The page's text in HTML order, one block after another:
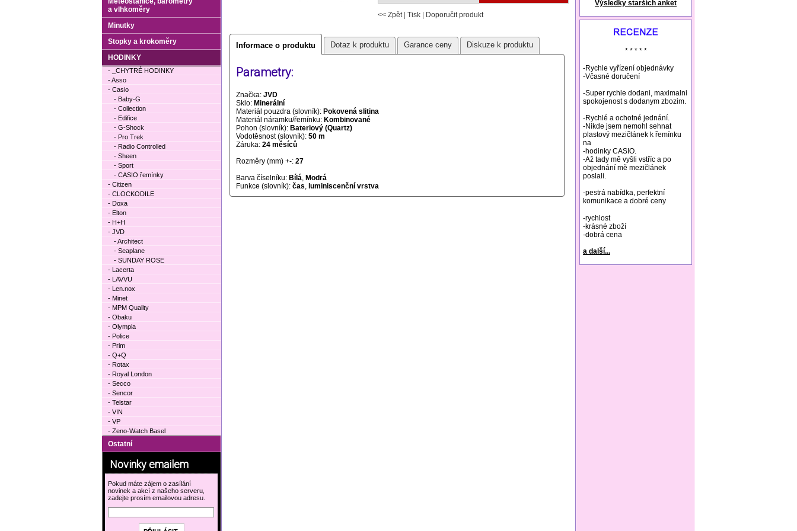
<< Zpět| Tisk Doporučit produkt
Informace o produktu Dotaz k produktu Garance ceny Diskuze k produktu
Parametry:
Značka: JVD
Sklo: Minerální
Materiál pouzdra (slovník): Pokovená slitina
Materiál náramku/řemínku: Kombinované
Pohon (slovník): Bateriový (Quartz)
Vodotěsnost (slovník): 50 m
Záruka: 24 měsíců
Rozměry (mm) +-: 27
Barva číselníku: Bílá, Modrá
Funkce (slovník): čas, luminiscenční vrstva
natural remedies rosacea
Výsledky starších anket
* * * * *
-Rychle vyřízení objednávky
-Včasné doručení
-Super rychle dodani, maximalni
spokojenost s dodanym zbozim.
-Rychlé a ochotné jednání.
-Nikde jsem nemohl sehnat
plastový mezičlánek k řemínku
na
-hodinky CASIO.
-Až tady mě vyšli vstříc a po
objednání mě mezičlánek
poslali.
-pestrá nabídka, perfektní
komunikace a dobré ceny
-rychlost
-krásné zboží
-dobrá cena
a další...
a vlhkoměry
Minutky
Stopky a krokoměry
HODINKY
- _CHYTRÉ HODINKY
- Asso
- Casio
- Baby-G
- Collection
- Edifice
- G-Shock
- Pro Trek
- Radio Controlled
- Sheen
- Sport
- CASIO řemínky
- Citizen
- CLOCKODILE
- Doxa
- Elton
- H+H
- JVD
- Architect
- Seaplane
- SUNDAY ROSE
- Lacerta
- LAVVU
- Len.nox
- Minet
- MPM Quality
- Obaku
- Olympia
- Police
- Prim
- Q+Q
- Rotax
- Royal London
- Secco
- Sencor
- Telstar
- VIN
- VP
- Zeno-Watch Basel
Ostatní
Novinky emailem
Pokud máte zájem o zasílání
novinek a akcí z našeho serveru,
zadejte prosím emailovou adresu.